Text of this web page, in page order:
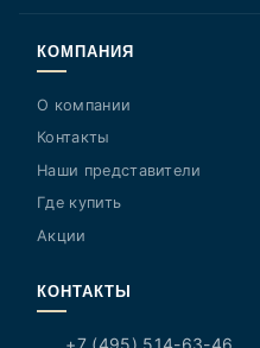
КОМПАНИЯ
О компании
Контакты
Наши представители
Где купить
Акции
КОНТАКТЫ